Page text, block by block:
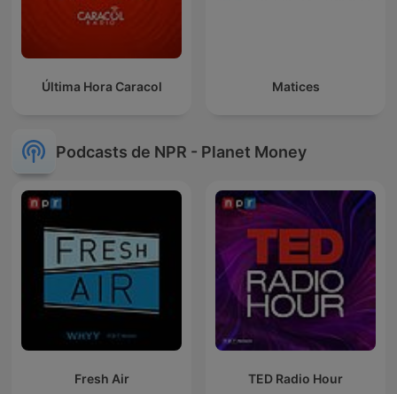
Última Hora Caracol Matices
Podcasts de NPR - Planet Money
Fresh Air TED Radio Hour